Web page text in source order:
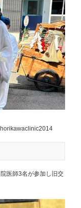
医師3名が参加し旧交